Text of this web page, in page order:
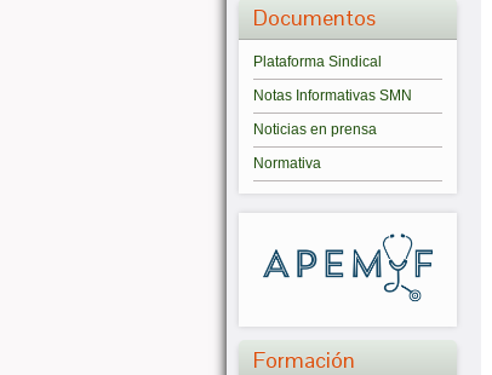
Documentos
Plataforma Sindical
Notas Informativas SMN
Noticias en prensa
Normativa
Formación